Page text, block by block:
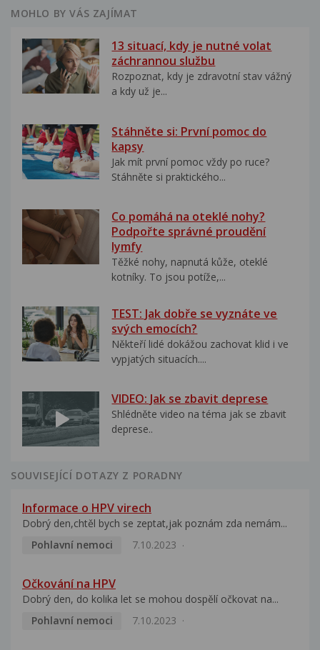
MOHLO BY VÁS ZAJÍMAT
13 situací, kdy je nutné volat
záchrannou službu
Rozpoznat, kdy je zdravotní stav vážný
a kdy už je...
Stáhněte si: První pomoc do
kapsy
Jak mít první pomoc vždy po ruce?
Stáhněte si praktického...
Co pomáhá na oteklé nohy?
Podpořte správné proudění
lymfy
Těžké nohy, napnutá kůže, oteklé
kotníky. To jsou potíže,...
TEST: Jak dobře se vyznáte ve
svých emocích?
Někteří lidé dokážou zachovat klid i ve
vypjatých situacích....
VIDEO: Jak se zbavit deprese
Shlédněte video na téma jak se zbavit
deprese..
SOUVISEJÍCÍ DOTAZY Z PORADNY
Informace o HPV virech
Dobrý den,chtěl bych se zeptat,jak poznám zda nemám...
Pohlavní nemoci
7.10.2023
Očkování na HPV
Dobrý den, do kolika let se mohou dospělí očkovat na...
Pohlavní nemoci
7.10.2023